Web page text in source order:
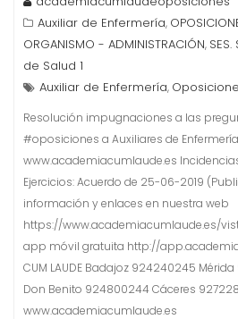
Auxiliar de Enfermería,
ORGANISMO - ADMINISTRACIÓN,
de Salud 1
Auxiliar de Enfermería,
Resolución impugnaciones a las
#oposiciones a Auxiliares de Enfermería
www.academiacumlaude.es
Ejercicios: Acuerdo de 25-06-2019
información y enlaces en nuestra web
https://www.academiacumlaude.es/
app móvil gratuita http://
CUM LAUDE Badajoz 924240245 Mérida
Don Benito 924800244 Cáceres
www.academiacumlaude.es